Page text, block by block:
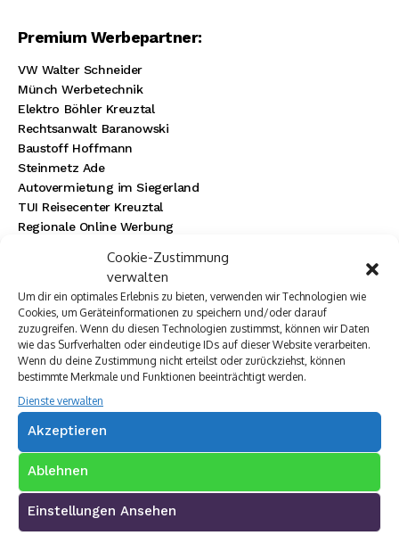
Cookie-Zustimmung
verwalten
Um dir ein optimales Erlebnis zu bieten, verwenden wir Technologien wie
Cookies, um Geräteinformationen zu speichern und/oder darauf
zuzugreifen. Wenn du diesen Technologien zustimmst, können wir Daten
wie das Surfverhalten oder eindeutige IDs auf dieser Website verarbeiten.
Wenn du deine Zustimmung nicht erteilst oder zurückziehst, können
bestimmte Merkmale und Funktionen beeinträchtigt werden.
Dienste verwalten
Akzeptieren
Ablehnen
Einstellungen Ansehen
Premium Werbepartner:
VW Walter Schneider
Münch Werbetechnik
Elektro Böhler Kreuztal
Rechtsanwalt Baranowski
Baustoff Hoffmann
Steinmetz Ade
Autovermietung im Siegerland
TUI Reisecenter Kreuztal
Regionale Online Werbung
Ristorante La Calabria
Rainbow Sanierung Siegen
Dornbach Spezialabbruch GmbH